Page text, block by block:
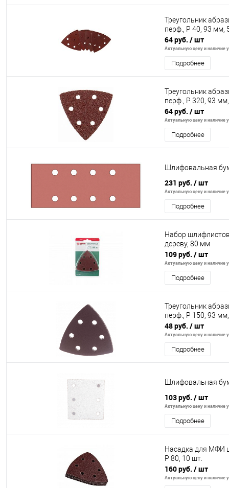
Треугольник
перф., P 40, 93 мм,
64 руб. / шт
Актуальную цену и наличие
Подробнее
Треугольник
перф., P 320, 93
64 руб. / шт
Актуальную цену и наличие
Подробнее
Шлифовальная
231 руб. / шт
Актуальную цену и наличие
Подробнее
Набор
дереву, 80 мм
109 руб. / шт
Актуальную цену и наличие
Подробнее
Треугольник
перф., P 150, 93
48 руб. / шт
Актуальную цену и наличие
Подробнее
Шлифовальная
103 руб. / шт
Актуальную цену и наличие
Подробнее
Насадка для МФИ
P 80, 10 шт.
160 руб. / шт
Актуальную цену и наличие